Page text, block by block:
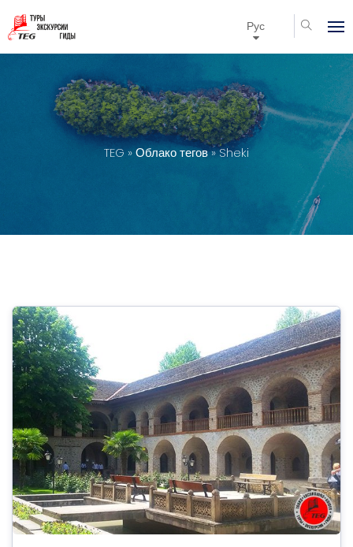
Рус
TEG»Облако тегов» Sheki